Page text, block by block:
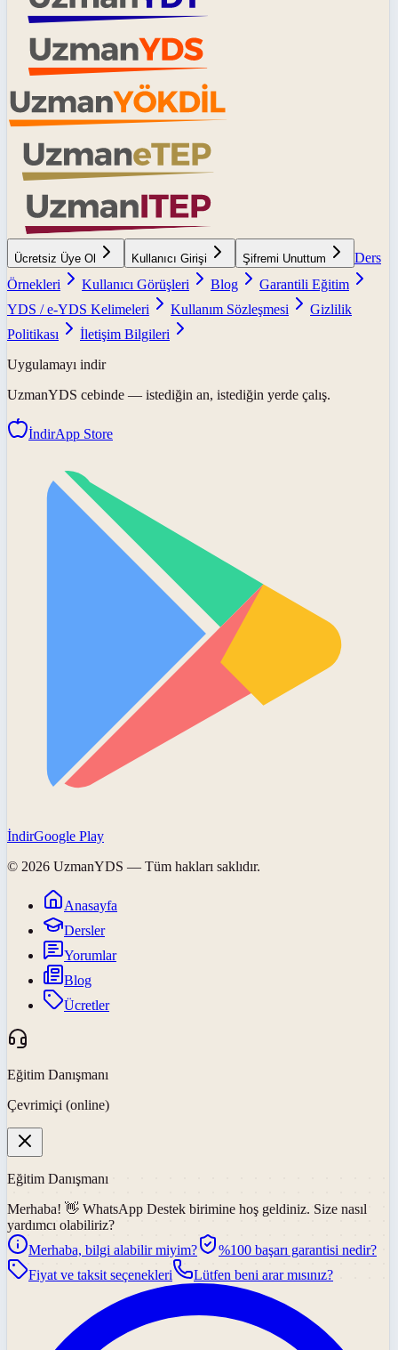
Ücretsiz Üye Ol Kullanıcı Girişi Şifremi Unuttum
Ders
Örnekleri
Kullanıcı Görüşleri Blog
Garantili Eğitim
YDS / e-YDS Kelimeleri
Kullanım Sözleşmesi
Gizlilik
Politikası
İletişim Bilgileri
Uygulamayı indir
UzmanYDS cebinde — istediğin an, istediğin yerde çalış.
İndirApp Store
İndirGoogle Play
© 2026 UzmanYDS — Tüm hakları saklıdır.
Anasayfa
Dersler
Yorumlar
Blog
Ücretler
Eğitim Danışmanı
Çevrimiçi (online)
Eğitim Danışmanı
Merhaba! 👋 WhatsApp Destek birimine hoş geldiniz. Size nasıl
yardımcı olabiliriz?
Merhaba, bilgi alabilir miyim?
%100 başarı garantisi nedir?
Fiyat ve taksit seçenekleri
Lütfen beni arar mısınız?